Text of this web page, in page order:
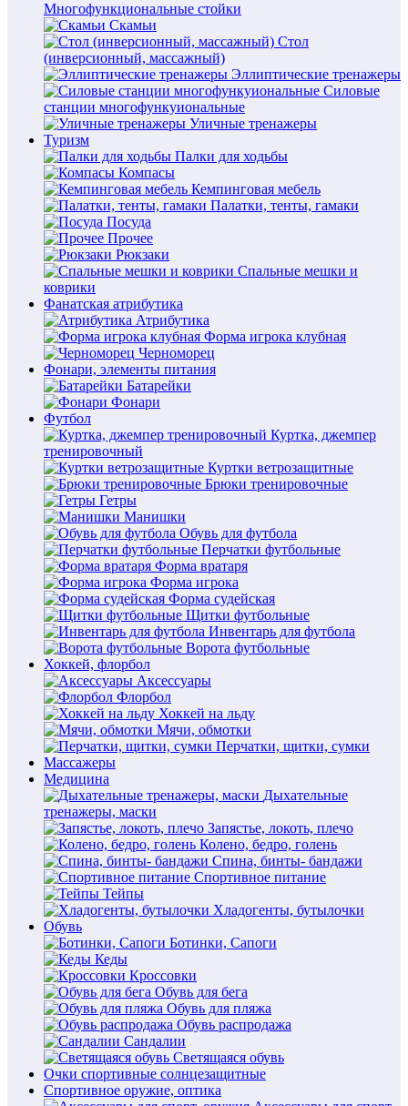
Многофункциональные стойки
Скамьи
Стол
(инверсионный, массажный)
Эллиптические тренажеры
Силовые
станции многофункуиональные
Уличные тренажеры
Туризм
Палки для ходьбы
Компасы
Кемпинговая мебель
Палатки, тенты, гамаки
Посуда
Прочее
Рюкзаки
Спальные мешки и
коврики
Фанатская атрибутика
Атрибутика
Форма игрока клубная
Черноморец
Фонари, элементы питания
Батарейки
Фонари
Футбол
Куртка, джемпер
тренировочный
Куртки ветрозащитные
Брюки тренировочные
Гетры
Манишки
Обувь для футбола
Перчатки футбольные
Форма вратаря
Форма игрока
Форма судейская
Щитки футбольные
Инвентарь для футбола
Ворота футбольные
Хоккей, флорбол
Аксессуары
Флорбол
Хоккей на льду
Мячи, обмотки
Перчатки, щитки, сумки
Массажеры
Медицина
Дыхательные
тренажеры, маски
Запястье, локоть, плечо
Колено, бедро, голень
Спина, бинты- бандажи
Спортивное питание
Тейпы
Хладогенты, бутылочки
Обувь
Ботинки, Сапоги
Кеды
Кроссовки
Обувь для бега
Обувь для пляжа
Обувь распродажа
Сандалии
Светящаяся обувь
Очки спортивные солнцезащитные
Спортивное оружие, оптика